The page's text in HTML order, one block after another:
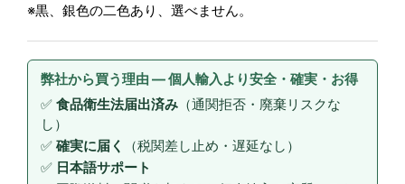
※黒、銀色の二色あり、選べません。
弊社から買う理由 — 個人輸入より安全・確実・お得
✅ 食品衛生法届出済み （通関拒否・廃棄リスクな
し）
✅ 確実に届く
（税関差し止め・遅延なし）
✅ 日本語サポート